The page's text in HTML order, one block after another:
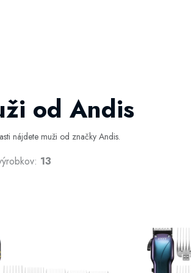
od Andis
nájdete muži od značky Andis.
13